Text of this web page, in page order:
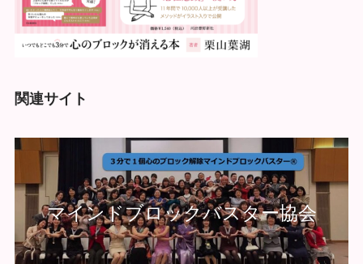
関連サイト
マインドブロックバスター協会